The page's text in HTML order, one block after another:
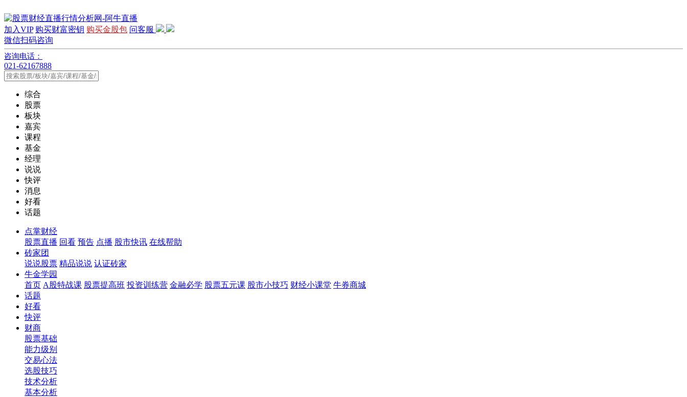
加入VIP 购买财富密钥 购买金股包 问客服
微信扫码咨询
咨询电话：
021-62167888
综合
股票
板块
嘉宾
课程
基金
经理
说说
快评
消息
好看
话题
点掌财经
股票直播 回看 预告 点播 股市快讯 在线帮助
砖家团
说说股票 精品说说 认证砖家
牛金学园
首页 A股特战课 股票提高班 投资训练营 金融必学 股票五元课 股市小技巧 财经小课堂 牛券商城
话题
好看
快评
财商
股票基础
能力级别
交易心法
选股技巧
技术分析
基本分析